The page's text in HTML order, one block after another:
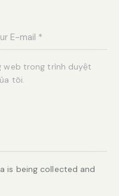
web trong trình duyệt
tôi.
is being collected and